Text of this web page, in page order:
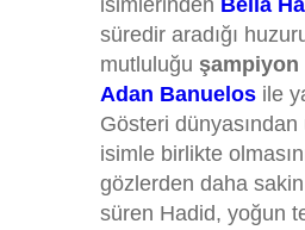
isimlerinden Bella
süredir aradığı
mutluluğu şampiyon
Adan Banuelos ile
Gösteri
isimle birlikte
gözlerden daha
süren Hadid, yoğun